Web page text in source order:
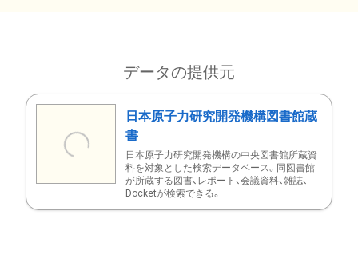
データの提供元
日本原子力研究開発機構図書館蔵
書
日本原子力研究開発機構の中央図書館所蔵資
料を対象とした検索データベース。同図書館
が所蔵する図書、レポート、会議資料、雑誌、
Docketが検索できる。